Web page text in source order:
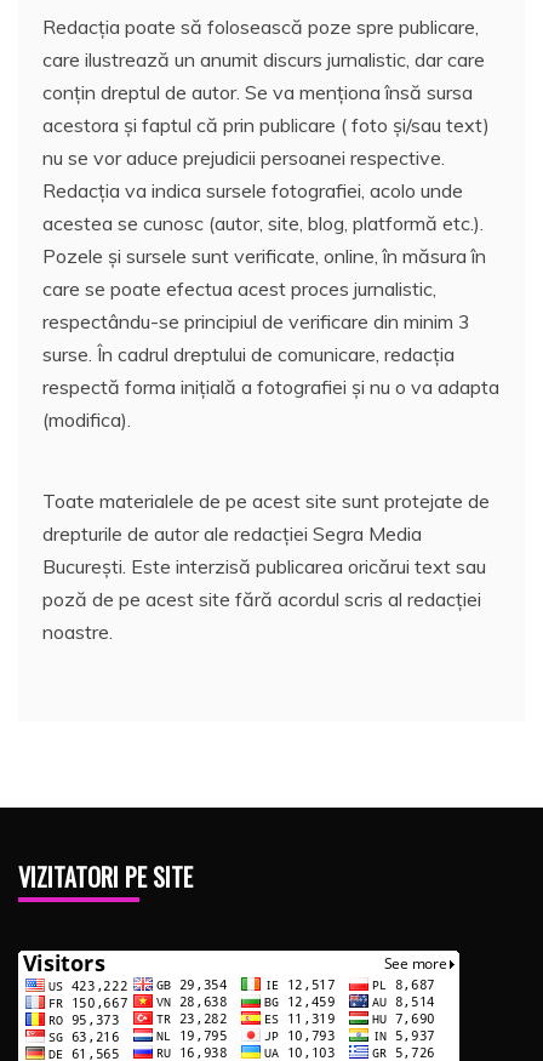
Redacția poate să folosească poze spre publicare,
care ilustrează un anumit discurs jurnalistic, dar care
conțin dreptul de autor. Se va menționa însă sursa
acestora și faptul că prin publicare ( foto și/sau text)
nu se vor aduce prejudicii persoanei respective.
Redacția va indica sursele fotografiei, acolo unde
acestea se cunosc (autor, site, blog, platformă etc.).
Pozele și sursele sunt verificate, online, în măsura în
care se poate efectua acest proces jurnalistic,
respectându-se principiul de verificare din minim 3
surse. În cadrul dreptului de comunicare, redacția
respectă forma inițială a fotografiei și nu o va adapta
(modifica).
Toate materialele de pe acest site sunt protejate de
drepturile de autor ale redacției Segra Media
București. Este interzisă publicarea oricărui text sau
poză de pe acest site fără acordul scris al redacției
noastre.
VIZITATORI PE SITE